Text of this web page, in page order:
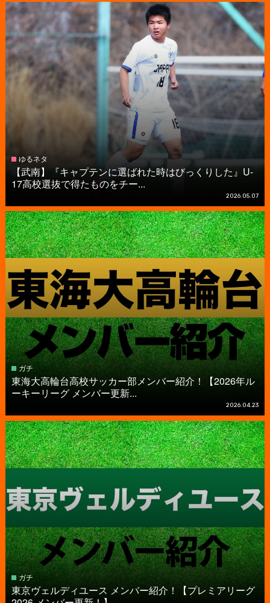
ゆるネタ
【武南】『キャプテンに選ばれた時はびっくりした』U-
17高校選抜で得たものをチー...
2026.05.07
ガチ
東海大高輪台高校サッカー部メンバー紹介！【2026年ル
ーキーリーグ メンバー更新...
2026.04.23
ガチ
東京ヴェルディユース メンバー紹介！【プレミアリーグ